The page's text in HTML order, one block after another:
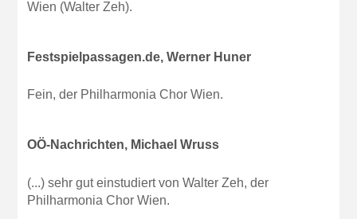
Wien (Walter Zeh).
Festspielpassagen.de, Werner Huner
Fein, der Philharmonia Chor Wien.
OÖ-Nachrichten, Michael Wruss
(...) sehr gut einstudiert von Walter Zeh, der
Philharmonia Chor Wien.